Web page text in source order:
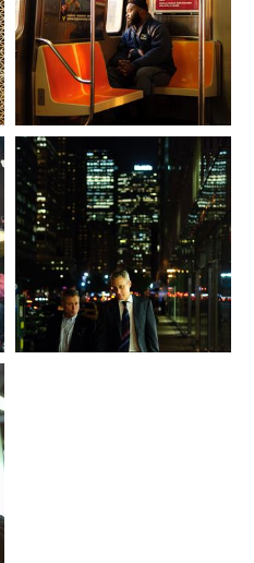
24_fran_simo_0053_Se-
traspasa_ISC9872_Es-Lloga-
Street-photography.es.jpg
26_fran_simo_0063_The-
end_JSC6879_Brighton-Beach-
Brooklyn.es.jpg